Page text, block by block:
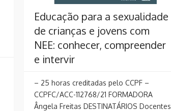
Educação para a sexualidade
de crianças e jovens com
NEE: conhecer, compreender
e intervir
– 25 horas creditadas pelo CCPF –
CCPFC/ACC-112768/21 FORMADORA
Ângela Freitas DESTINATÁRIOS Docentes